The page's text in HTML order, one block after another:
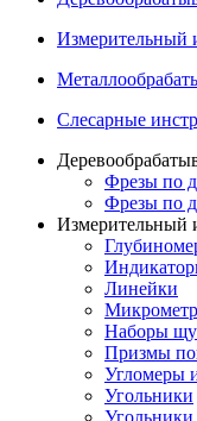
Измерительный
Слесарные
Фрезы по
Фрезы по
Измерительный
Линейки
Наборы
Призмы
Угломеры
Угольники
Угольники